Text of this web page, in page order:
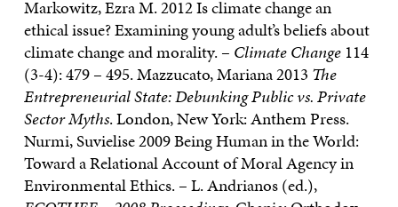
Markowitz, Ezra M. 2012 Is climate change an
ethical issue? Examining young adult’s beliefs about
climate change and morality. – Climate Change114
(3-4): 479 – 495. Mazzucato, Mariana 2013 The
Entrepreneurial State: Debunking Public vs. Private
Sector Myths. London, New York: Anthem Press.
Nurmi, Suvielise 2009 Being Human in the World:
Toward a Relational Account of Moral Agency in
Environmental Ethics. – L. Andrianos (ed.),